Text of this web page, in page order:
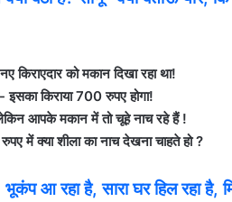
किराएदार को मकान दिखा रहा था!
इसका किराया 700 रुपए होगा!
आपके मकान में तो चूहे नाच रहे हैं !
में क्या शीला का नाच देखना चाहते हो ?
आ रहा है, सारा घर हिल रहा है,